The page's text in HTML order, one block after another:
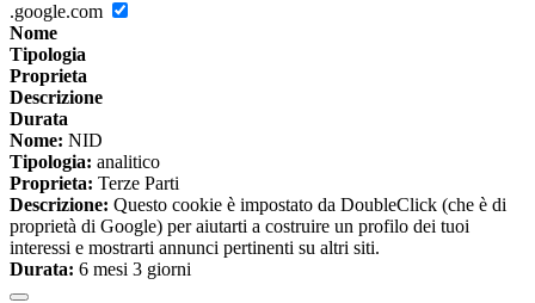
.google.com
Nome
Tipologia
Proprieta
Descrizione
Durata
Nome: NID
Tipologia: analitico
Proprieta: Terze Parti
Descrizione: Questo cookie è impostato da DoubleClick (che è di
proprietà di Google) per aiutarti a costruire un profilo dei tuoi
interessi e mostrarti annunci pertinenti su altri siti.
Durata: 6 mesi 3 giorni